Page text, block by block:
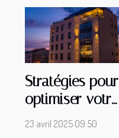
Stratégies pour
optimiser votre
investissement
23 avril 2025 09:50